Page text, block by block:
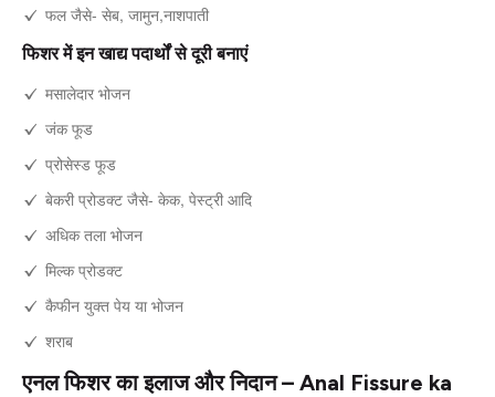
फल जैसे- सेब, जामुन,नाशपाती
फिशर में इन खाद्य पदार्थों से दूरी बनाएं
मसालेदार भोजन
जंक फूड
प्रोसेस्ड फूड
बेकरी प्रोडक्ट जैसे- केक, पेस्ट्री आदि
अधिक तला भोजन
मिल्क प्रोडक्ट
कैफीन युक्त पेय या भोजन
शराब
एनल फिशर का इलाज और निदान – Anal Fissure ka